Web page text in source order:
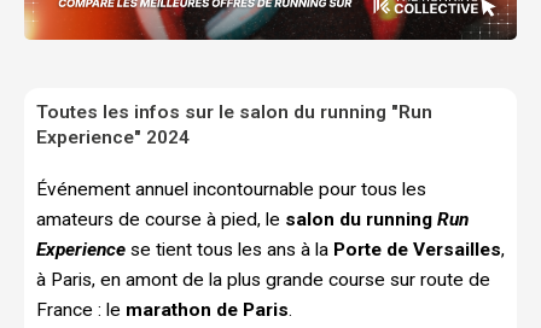
Toutes les infos sur le salon du running "Run
Experience" 2024
Événement annuel incontournable pour tous les
amateurs de course à pied, le salon du running Run
Experience se tient tous les ans à la Porte de Versailles,
à Paris, en amont de la plus grande course sur route de
France : le marathon de Paris.